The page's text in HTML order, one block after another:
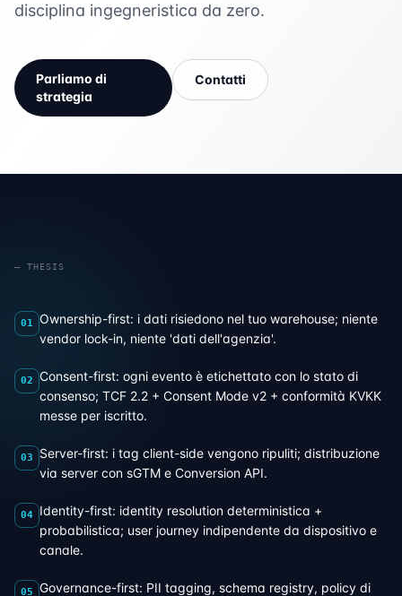
disciplina ingegneristica da zero.
Parliamo di
strategia
Contatti
— THESIS
01
Ownership-first: i dati risiedono nel tuo warehouse; niente
vendor lock-in, niente 'dati dell'agenzia'.
02
Consent-first: ogni evento è etichettato con lo stato di
consenso; TCF 2.2 + Consent Mode v2 + conformità KVKK
messe per iscritto.
03
Server-first: i tag client-side vengono ripuliti; distribuzione
via server con sGTM e Conversion API.
04
Identity-first: identity resolution deterministica +
probabilistica; user journey indipendente da dispositivo e
canale.
05
Governance-first: PII tagging, schema registry, policy di